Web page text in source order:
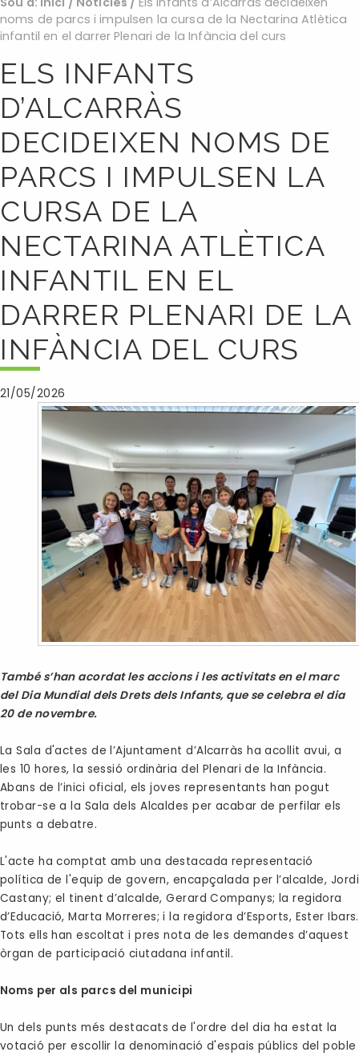
noms de parcs i impulsen la cursa de la Nectarina Atlètica
infantil en el darrer Plenari de la Infància del curs
ELS INFANTS
D’ALCARRÀS
DECIDEIXEN NOMS DE
PARCS I IMPULSEN LA
CURSA DE LA
NECTARINA ATLÈTICA
INFANTIL EN EL
DARRER PLENARI DE LA
INFÀNCIA DEL CURS
21/05/2026
També s’han acordat les accions i les activitats en el marc
del Dia Mundial dels Drets dels Infants, que se celebra el dia
20 de novembre.
La Sala d'actes de l’Ajuntament d’Alcarràs ha acollit avui, a
les 10 hores, la sessió ordinària del Plenari de la Infància.
Abans de l’inici oficial, els joves representants han pogut
trobar-se a la Sala dels Alcaldes per acabar de perfilar els
punts a debatre.
L'acte ha comptat amb una destacada representació
política de l'equip de govern, encapçalada per l’alcalde, Jordi
Castany; el tinent d’alcalde, Gerard Companys; la regidora
d’Educació, Marta Morreres; i la regidora d’Esports, Ester Ibars.
Tots ells han escoltat i pres nota de les demandes d’aquest
òrgan de participació ciutadana infantil.
Noms per als parcs del municipi
Un dels punts més destacats de l'ordre del dia ha estat la
votació per escollir la denominació d'espais públics del poble